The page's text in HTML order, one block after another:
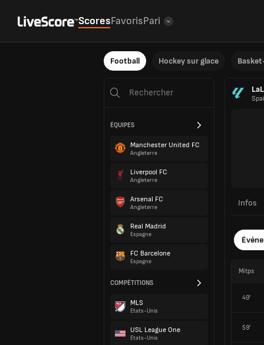
ScoresFavorisPari
Football Hockey sur glace
ÉQUIPES
Manchester United FC
Angleterre
Liverpool FC
Angleterre
Arsenal FC
Angleterre
Real Madrid
Espagne
FC Barcelone
Espagne
COMPÉTITIONS
MLS
États-Unis
USL League One
États-Unis
Infos
Mitps
49'
59'